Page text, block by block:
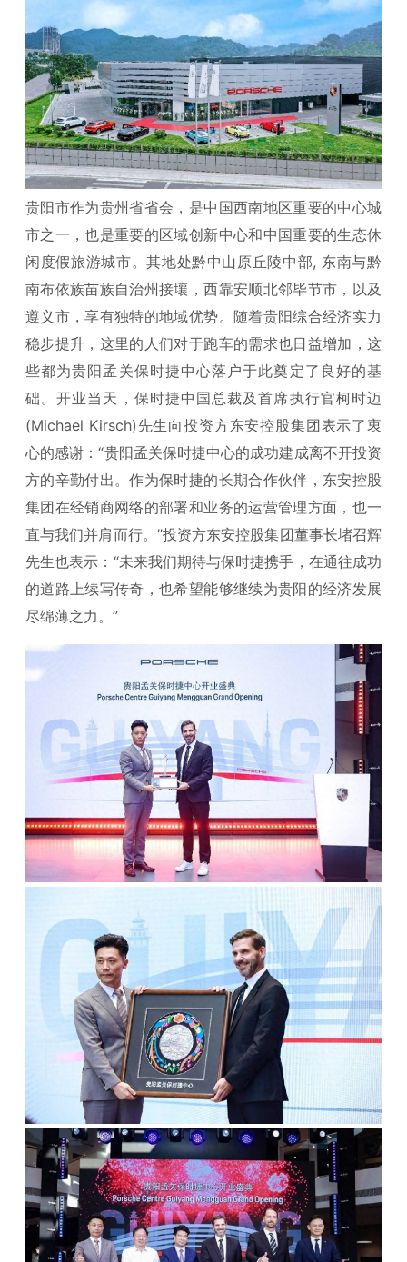
贵阳市作为贵州省省会，是中国西南地区重要的中心城
市之一，也是重要的区域创新中心和中国重要的生态休
闲度假旅游城市。其地处黔中山原丘陵中部, 东南与黔
南布依族苗族自治州接壤，西靠安顺北邻毕节市，以及
遵义市，享有独特的地域优势。随着贵阳综合经济实力
稳步提升，这里的人们对于跑车的需求也日益增加，这
些都为贵阳孟关保时捷中心落户于此奠定了良好的基
础。开业当天，保时捷中国总裁及首席执行官柯时迈
(Michael Kirsch)先生向投资方东安控股集团表示了衷
心的感谢：“贵阳孟关保时捷中心的成功建成离不开投资
方的辛勤付出。作为保时捷的长期合作伙伴，东安控股
集团在经销商网络的部署和业务的运营管理方面，也一
直与我们并肩而行。”投资方东安控股集团董事长堵召辉
先生也表示：“未来我们期待与保时捷携手，在通往成功
的道路上续写传奇，也希望能够继续为贵阳的经济发展
尽绵薄之力。”